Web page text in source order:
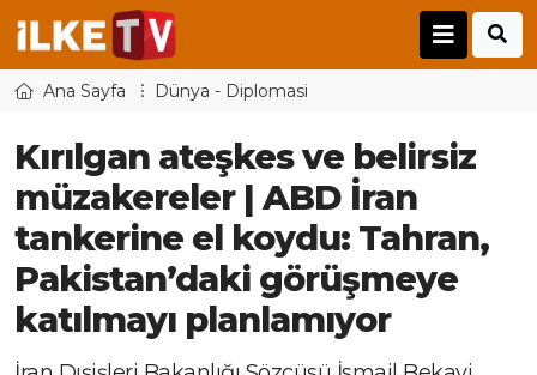
Ana Sayfa Dünya - Diplomasi
Kırılgan ateşkes ve belirsiz
müzakereler | ABD İran
tankerine el koydu: Tahran,
Pakistan’daki görüşmeye
katılmayı planlamıyor